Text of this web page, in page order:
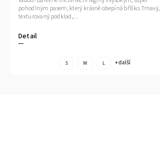
Detail
pohodlným pasem, který krásně obepíná bříško.Tmavý,
texturovaný podklad,...
S M L + další